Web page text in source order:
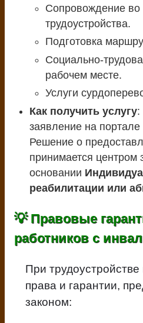
Сопровождение
трудоустройства.
Подготовка
Социально-
рабочем месте.
Услуги
Как получить услугу:
заявление на
Решение о
принимается центром
основании
реабилитации или
💡 Правовые
работников с
При
права и гарантии,
законом: